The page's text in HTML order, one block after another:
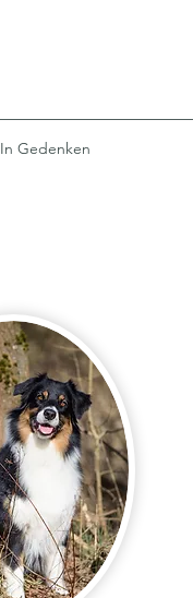
In Gedenken